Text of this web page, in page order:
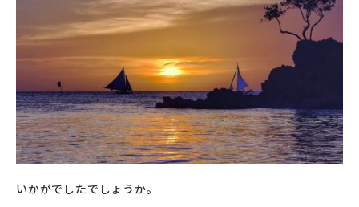
いかがでしたでしょうか。